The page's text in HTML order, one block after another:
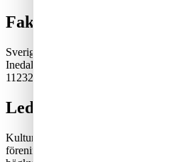
Fakturaadress
Sveriges Kulturskoleråd
Inedalsgatan 15
11232 Stockholm
Lediga tjänster
Kulturskolerådet är en ideell,
förening där kommuner samverkar för